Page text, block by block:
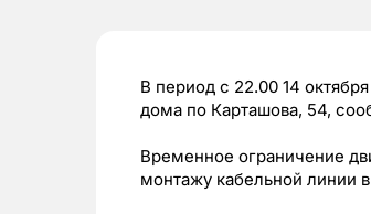
В период с 22.00 14
дома по Карташова, 54,
Временное ограничение
монтажу кабельной линии